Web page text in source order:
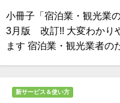
小冊子「宿泊業・観光業
3月版 改訂!! 大変わかり
ます 宿泊業・観光業者
新サービス＆使い方